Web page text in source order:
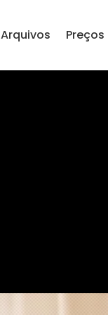
Arquivos